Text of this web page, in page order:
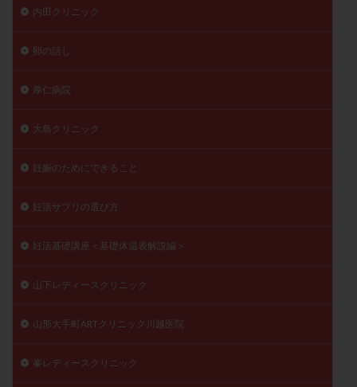
内田クリニック
卵の話し
厚仁病院
大島クリニック
妊娠のためにできること
妊活サプリの選び方
妊活基礎講座＜基礎体温表解説編＞
山下レディースクリニック
山形大手町ARTクリニック川越医院
峯レディースクリニック